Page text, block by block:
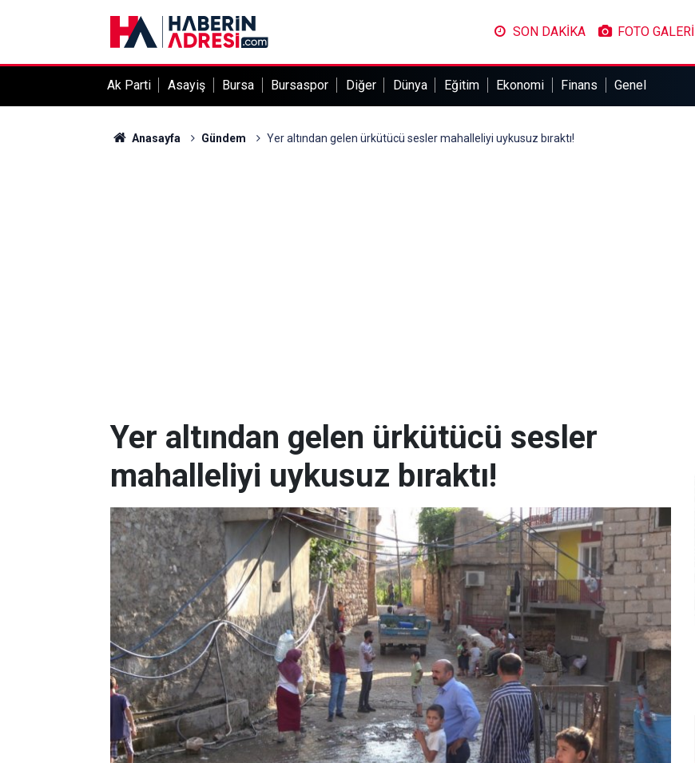
SON DAKİKA FOTO GALERİ
Ak Parti Asayiş Bursa Bursaspor Diğer Dünya Eğitim Ekonomi Finans Genel
Anasayfa Gündem Yer altından gelen ürkütücü sesler mahalleliyi uykusuz bıraktı!
Yer altından gelen ürkütücü sesler
mahalleliyi uykusuz bıraktı!